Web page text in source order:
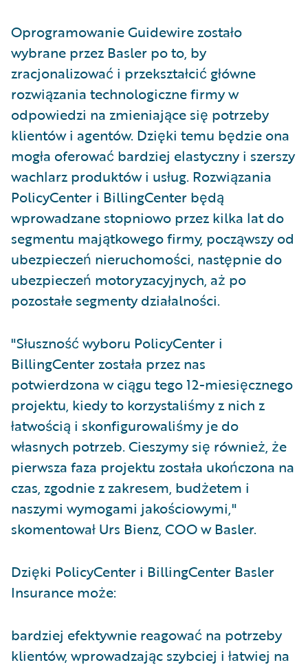
Oprogramowanie Guidewire zostało
wybrane przez Basler po to, by
zracjonalizować i przekształcić główne
rozwiązania technologiczne firmy w
odpowiedzi na zmieniające się potrzeby
klientów i agentów. Dzięki temu będzie ona
mogła oferować bardziej elastyczny i szerszy
wachlarz produktów i usług. Rozwiązania
PolicyCenter i BillingCenter będą
wprowadzane stopniowo przez kilka lat do
segmentu majątkowego firmy, począwszy od
ubezpieczeń nieruchomości, następnie do
ubezpieczeń motoryzacyjnych, aż po
pozostałe segmenty działalności.
"Słuszność wyboru PolicyCenter i
BillingCenter została przez nas
potwierdzona w ciągu tego 12-miesięcznego
projektu, kiedy to korzystaliśmy z nich z
łatwością i skonfigurowaliśmy je do
własnych potrzeb. Cieszymy się również, że
pierwsza faza projektu została ukończona na
czas, zgodnie z zakresem, budżetem i
naszymi wymogami jakościowymi,"
skomentował Urs Bienz, COO w Basler.
Dzięki PolicyCenter i BillingCenter Basler
Insurance może:
bardziej efektywnie reagować na potrzeby
klientów, wprowadzając szybciej i łatwiej na